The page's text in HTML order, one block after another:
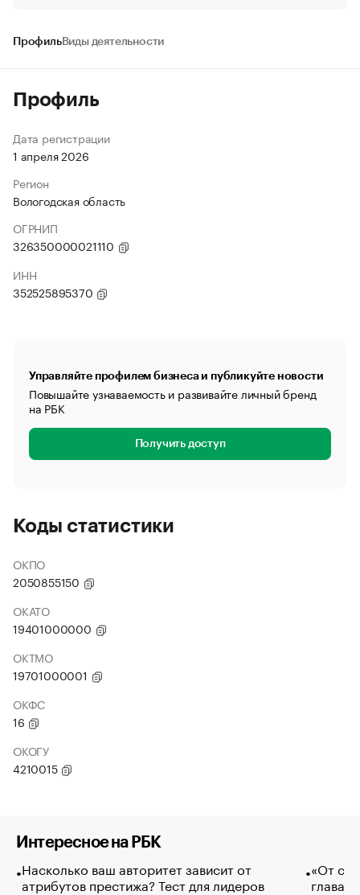
ПрофильВиды деятельности
Профиль
Дата регистрации
1 апреля 2026
Регион
Вологодская область
ОГРНИП
326350000021110
ИНН
352525895370
Управляйте профилем бизнеса и публикуйте новости
Повышайте узнаваемость и развивайте личный бренд
на РБК
Получить доступ
Коды статистики
ОКПО
2050855150
ОКАТО
19401000000
ОКТМО
19701000001
ОКФС
16
ОКОГУ
4210015
Интересное на РБК
Насколько ваш авторитет зависит от
атрибутов престижа? Тест для лидеров
«От
глава